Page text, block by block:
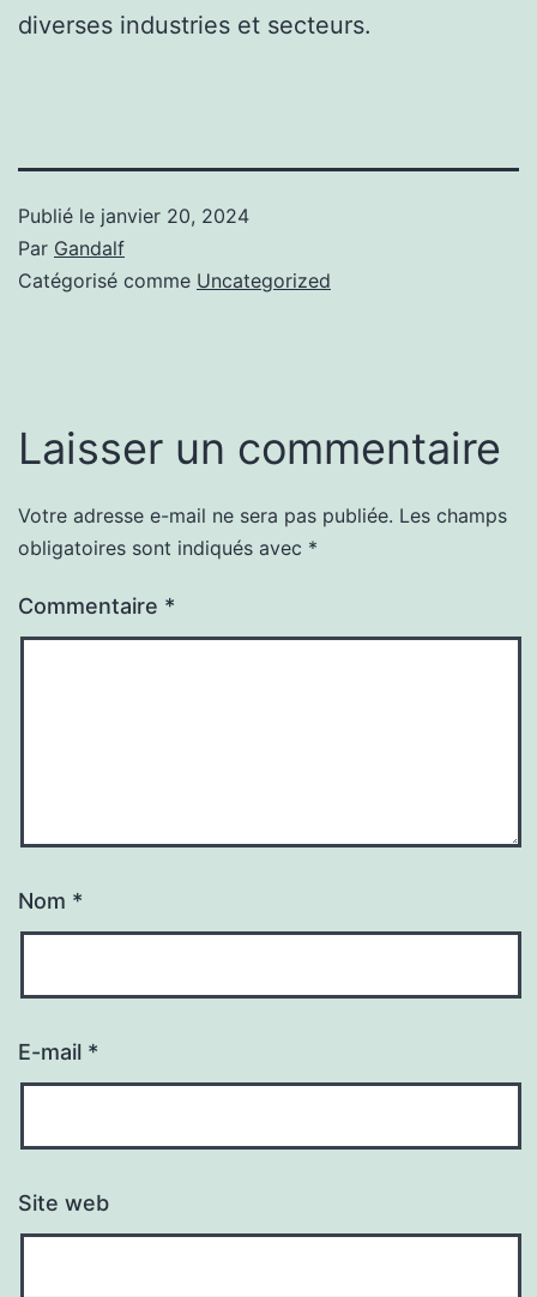
diverses industries et secteurs.
Publié le janvier 20, 2024
Par Gandalf
Catégorisé comme Uncategorized
Laisser un commentaire
Votre adresse e-mail ne sera pas publiée. Les champs
obligatoires sont indiqués avec *
Commentaire *
Nom *
E-mail *
Site web